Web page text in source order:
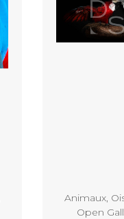
Animaux,
Open